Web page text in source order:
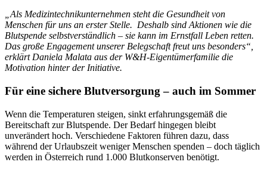
„Als Medizintechnikunternehmen steht die Gesundheit von
Menschen für uns an erster Stelle. Deshalb sind Aktionen wie die
Blutspende selbstverständlich – sie kann im Ernstfall Leben retten.
Das große Engagement unserer Belegschaft freut uns besonders“,
erklärt Daniela Malata aus der W&H‑Eigentümerfamilie die
Motivation hinter der Initiative.
Für eine sichere Blutversorgung – auch im Sommer
Wenn die Temperaturen steigen, sinkt erfahrungsgemäß die
Bereitschaft zur Blutspende. Der Bedarf hingegen bleibt
unverändert hoch. Verschiedene Faktoren führen dazu, dass
während der Urlaubszeit weniger Menschen spenden – doch täglich
werden in Österreich rund 1.000 Blutkonserven benötigt.